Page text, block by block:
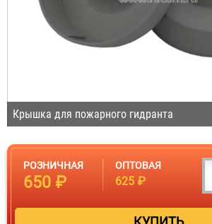
Крышка для пожарного гидранта
РОЗНИЧНАЯ
650 ₽
ОПТОВАЯ
625 ₽